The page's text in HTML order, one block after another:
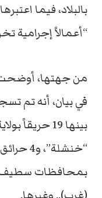
بالبلاد، فيما
“أعمالاً إجرامية
من جهتها، أوضحت
بينها 19 حريقاً بولاية “
بمحافظات سطيف